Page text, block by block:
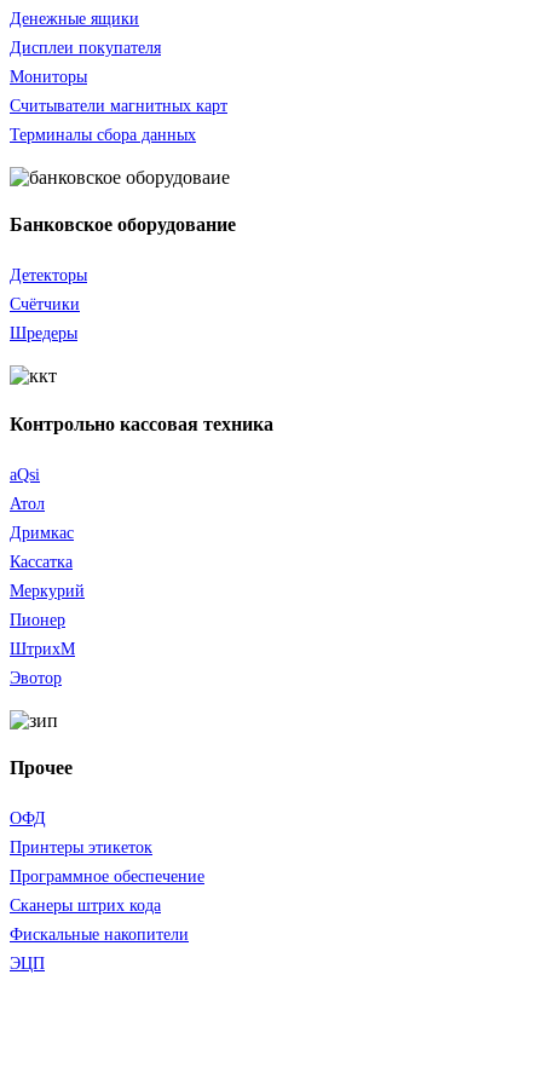
Денежные ящики
Дисплеи покупателя
Мониторы
Считыватели магнитных карт
Терминалы сбора данных
Банковское оборудование
Детекторы
Счётчики
Шредеры
Контрольно кассовая техника
aQsi
Атол
Дримкас
Кассатка
Меркурий
Пионер
ШтрихМ
Эвотор
Прочее
ОФД
Принтеры этикеток
Программное обеспечение
Сканеры штрих кода
Фискальные накопители
ЭЦП